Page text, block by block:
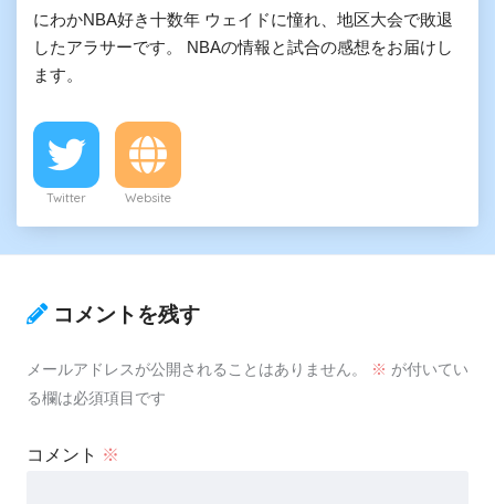
にわかNBA好き十数年 ウェイドに憧れ、地区大会で敗退
したアラサーです。 NBAの情報と試合の感想をお届けし
ます。
Twitter Website
コメントを残す
メールアドレスが公開されることはありません。 ※ が付いてい
る欄は必須項目です
コメント ※